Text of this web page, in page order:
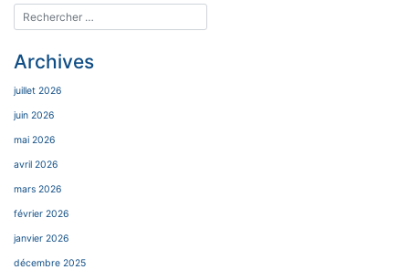
Archives
juillet 2026
juin 2026
mai 2026
avril 2026
mars 2026
février 2026
janvier 2026
décembre 2025